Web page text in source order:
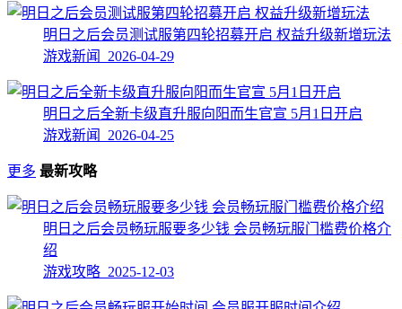
明日之后会员测试服第四轮招募开启 权益升级新增玩法
游戏新闻 2026-04-29
明日之后全新卡级直升服向阳而生官宣 5月1日开启
游戏新闻 2026-04-25
更多 最新攻略
明日之后会员畅玩服要多少钱 会员畅玩服门槛费价格介
绍
游戏攻略 2025-12-03